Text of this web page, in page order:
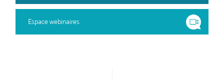
Espace webinaires